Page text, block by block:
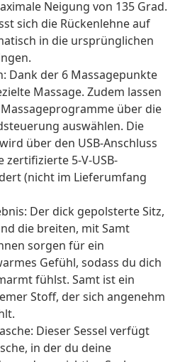
Neigung von 135 Grad.
sich die Rückenlehne auf
in die ursprünglichen
Dank der 6 Massagepunkte
Massage. Zudem lassen
über die
auswählen. Die
über den USB-Anschluss
zertifizierte 5-V-USB-
(nicht im Lieferumfang
Der dick gepolsterte Sitz,
die breiten, mit Samt
sorgen für ein
Gefühl, sodass du dich
fühlst. Samt ist ein
Stoff, der sich angenehm
Dieser Sessel verfügt
in der du deine